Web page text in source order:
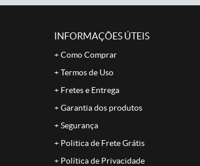
INFORMAÇÕES ÚTEIS
Como Comprar
Termos de Uso
Fretes e Entrega
Garantia dos produtos
Segurança
Politica de Frete Grátis
Política de Privacidade